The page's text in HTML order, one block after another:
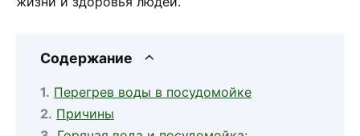
Содержание
Перегрев воды в посудомойке
Причины